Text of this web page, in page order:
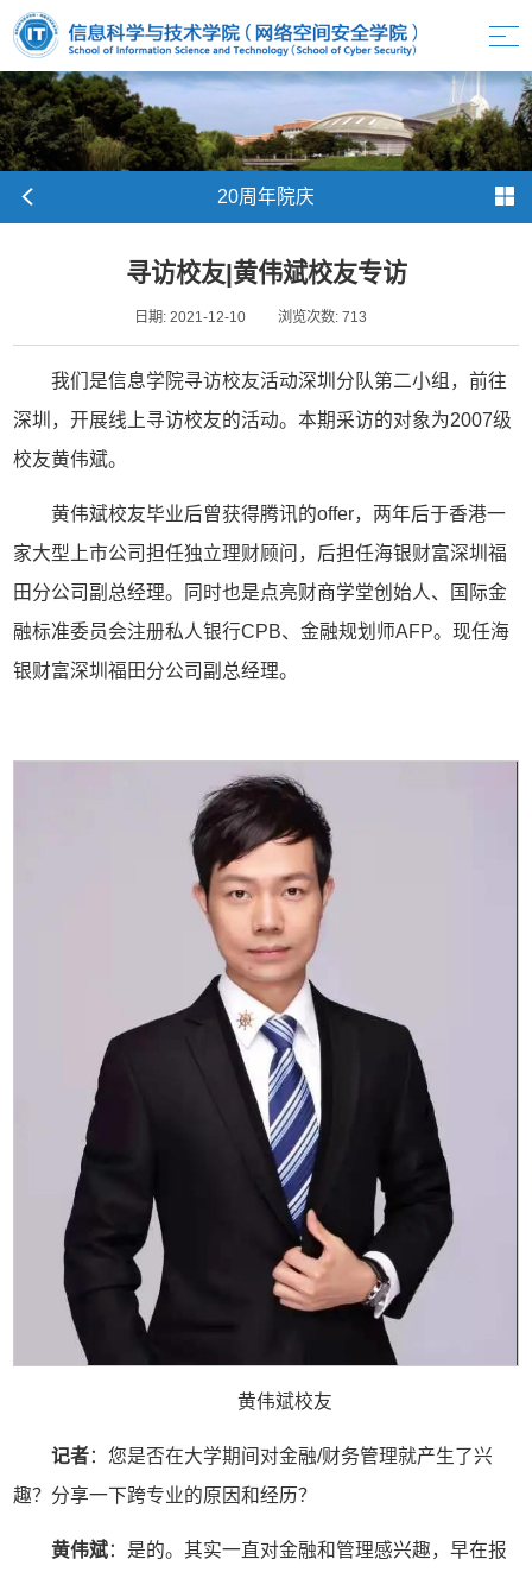
20周年院庆
寻访校友|黄伟斌校友专访
日期: 2021-12-10 浏览次数: 713
我们是信息学院寻访校友活动深圳分队第二小组，前往
深圳，开展线上寻访校友的活动。本期采访的对象为2007级
校友黄伟斌。
黄伟斌校友毕业后曾获得腾讯的offer，两年后于香港一
家大型上市公司担任独立理财顾问，后担任海银财富深圳福
田分公司副总经理。同时也是点亮财商学堂创始人、国际金
融标准委员会注册私人银行CPB、金融规划师AFP。现任海
银财富深圳福田分公司副总经理。
黄伟斌校友
记者：您是否在大学期间对金融/财务管理就产生了兴
趣？分享一下跨专业的原因和经历？
黄伟斌：是的。其实一直对金融和管理感兴趣，早在报